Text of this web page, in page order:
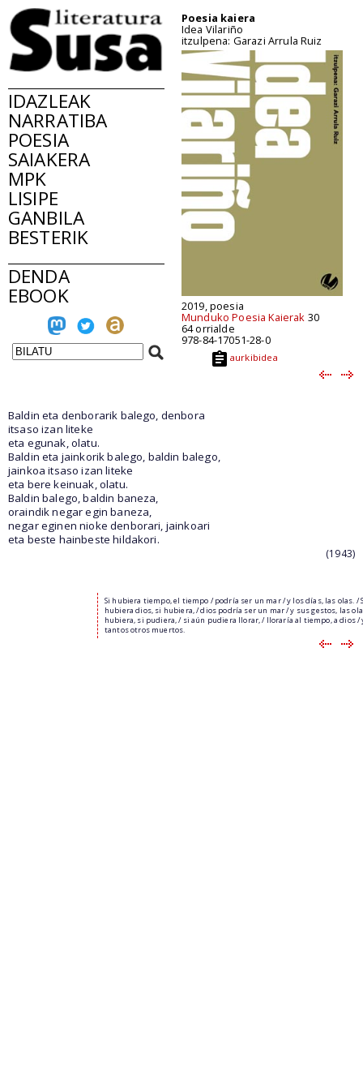
IDAZLEAK
NARRATIBA
POESIA
SAIAKERA
MPK
LISIPE
GANBILA
BESTERIK
DENDA
EBOOK
Poesia kaiera
Idea Vilariño
itzulpena: Garazi Arrula Ruiz
2019, poesia
Munduko Poesia Kaierak 30
64 orrialde
978-84-17051-28-0
aurkibidea
Baldin eta denborarik balego, denbora
itsaso izan liteke
eta egunak, olatu.
Baldin eta jainkorik balego, baldin balego,
jainkoa itsaso izan liteke
eta bere keinuak, olatu.
Baldin balego, baldin baneza,
oraindik negar egin baneza,
negar eginen nioke denborari, jainkoari
eta beste hainbeste hildakori.
(1943)
Si hubiera tiempo, el tiempo / podría ser un mar / y los días, las olas. /
hubiera dios, si hubiera, / dios podría ser un mar / y sus gestos, las
hubiera, si pudiera, / si aún pudiera llorar, / lloraría al tiempo, a dios /
tantos otros muertos.